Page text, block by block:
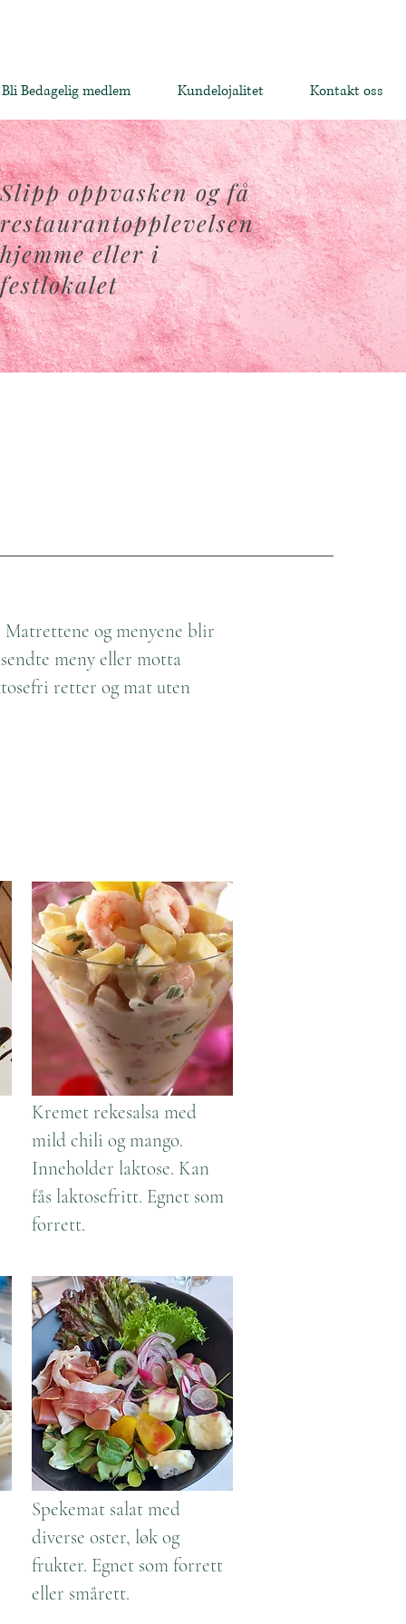
Bli Bedagelig medlem Kundelojalitet Kontakt oss
Slipp oppvasken og få
restaurantopplevelsen
hjemme eller i
festlokalet
og menyene blir
meny eller motta
retter og mat uten
Kremet rekesalsa med
mild chili og mango.
Inneholder laktose. Kan
fås laktosefritt. Egnet som
forrett.
Spekemat salat med
diverse oster, løk og
frukter. Egnet som forrett
eller smårett.